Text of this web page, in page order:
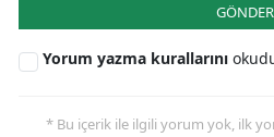
GÖNDER
Yorum yazma kurallarını
* Bu içerik ile ilgili yorum yok, ilk